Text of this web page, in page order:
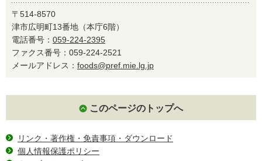
〒514-8570
津市広明町13番地（本庁6階）
電話番号： 059-224-2395
ファクス番号：059-224-2521
メールアドレス： foods@pref.mie.lg.jp
このページのトップへ
リンク・著作権・免責事項・ダウンロード
個人情報保護ポリシー